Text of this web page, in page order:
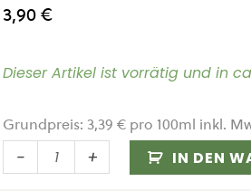
3,90€
Dieser Artikel ist vorrätig und in
Grundpreis: 3,39 € pro 100ml inkl.
-
Sardinen
klein
+ IN DEN